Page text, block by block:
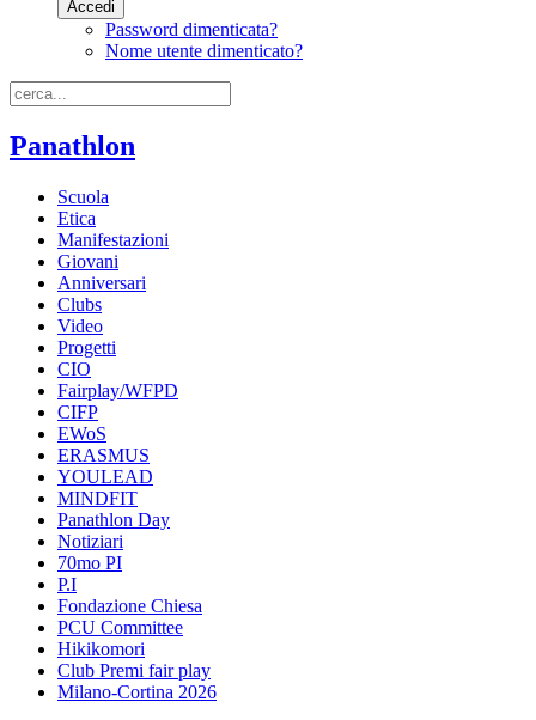
Accedi
Password dimenticata?
Nome utente dimenticato?
Panathlon
Scuola
Etica
Manifestazioni
Giovani
Anniversari
Clubs
Video
Progetti
CIO
Fairplay/WFPD
CIFP
EWoS
ERASMUS
YOULEAD
MINDFIT
Panathlon Day
Notiziari
70mo PI
P.I
Fondazione Chiesa
PCU Committee
Hikikomori
Club Premi fair play
Milano-Cortina 2026